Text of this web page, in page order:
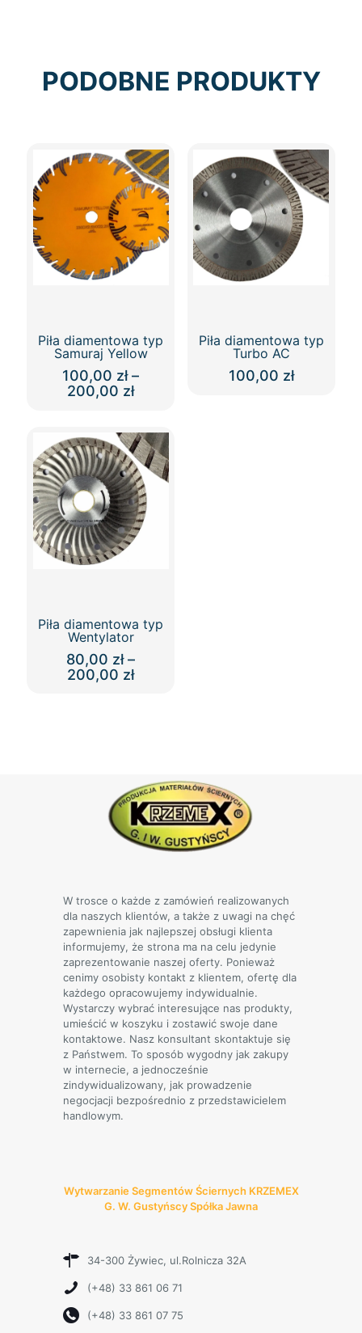
PODOBNE PRODUKTY
Piła diamentowa typ
Samuraj Yellow
100,00 zł –
200,00 złZakres
100,00 zł
do
200,00 zł
ma
wiele
wariantów.
Opcje
można
wybrać
na
stronie
produktu
Piła diamentowa typ
Turbo AC
100,00 zł
Piła diamentowa typ
Wentylator
80,00 zł –
200,00 złZakres
można
wybrać
na
stronie
produktu
W trosce o każde z zamówień realizowanych
dla naszych klientów, a także z uwagi na chęć
zapewnienia jak najlepszej obsługi klienta
informujemy, że strona ma na celu jedynie
zaprezentowanie naszej oferty. Ponieważ
cenimy osobisty kontakt z klientem, ofertę dla
każdego opracowujemy indywidualnie.
Wystarczy wybrać interesujące nas produkty,
umieścić w koszyku i zostawić swoje dane
kontaktowe. Nasz konsultant skontaktuje się
z Państwem. To sposób wygodny jak zakupy
w internecie, a jednocześnie
zindywidualizowany, jak prowadzenie
negocjacji bezpośrednio z przedstawicielem
handlowym.
Wytwarzanie Segmentów Ściernych KRZEMEX
G. W. Gustyńscy Spółka Jawna
34-300 Żywiec, ul.Rolnicza 32A
(+48) 33 861 06 71
(+48) 33 861 07 75